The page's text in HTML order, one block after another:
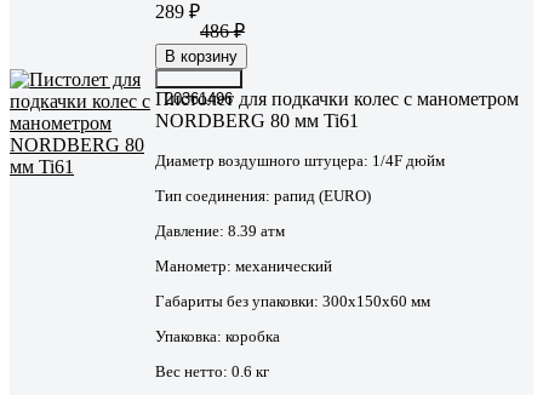
289 ₽
486 ₽
В корзину
20361496
Пистолет для подкачки колес с манометром
NORDBERG 80 мм Ti61
Диаметр воздушного штуцера: 1/4F дюйм
Тип соединения: рапид (EURO)
Давление: 8.39 атм
Манометр: механический
Габариты без упаковки: 300х150х60 мм
Упаковка: коробка
Вес нетто: 0.6 кг